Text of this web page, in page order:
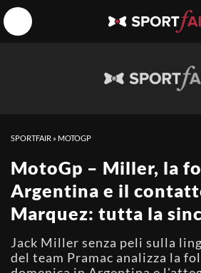
SPORTFAIR » MOTOGP
MotoGp – Miller, la
Argentina e il
Marquez: tutta la
Jack Miller senza peli sulla
del team Pramac analizza la